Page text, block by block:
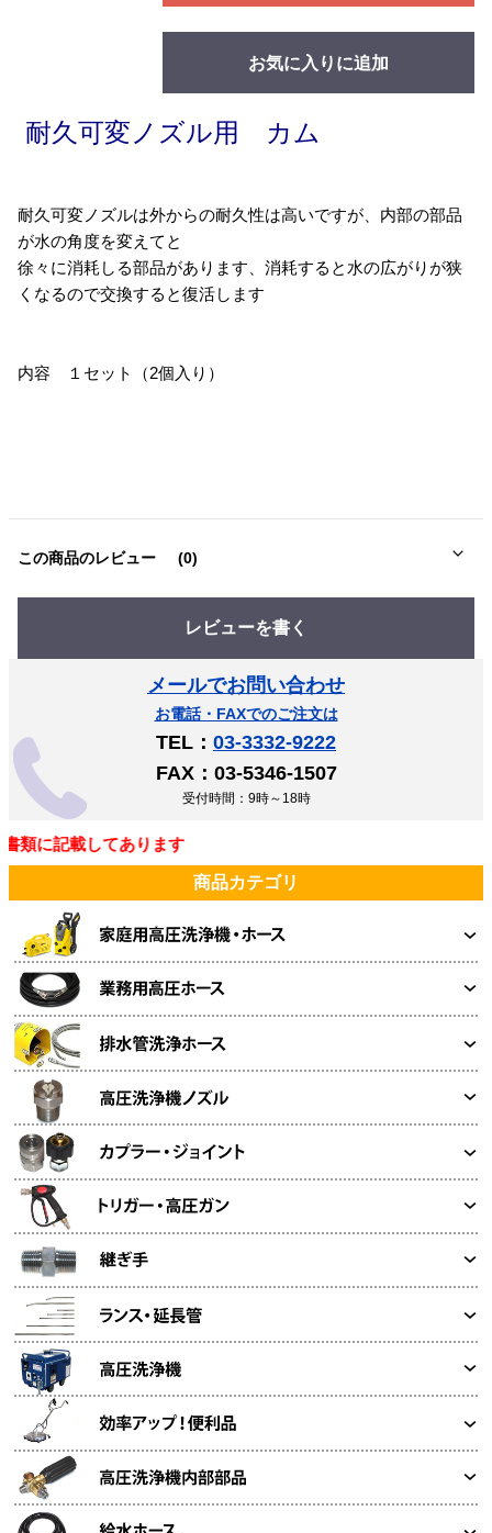
お気に入りに追加
耐久可変ノズル用 カム
耐久可変ノズルは外からの耐久性は高いですが、内部の部品
が水の角度を変えてと
徐々に消耗しる部品があります、消耗すると水の広がりが狭
くなるので交換すると復活します
内容 １セット（2個入り）
この商品のレビュー (0)
レビューを書く
メールでお問い合わせ
お電話・FAXでのご注文は
TEL： 03-3332-9222
FAX：03-5346-1507
受付時間：9時～18時
に記載してあります
商品カテゴリ